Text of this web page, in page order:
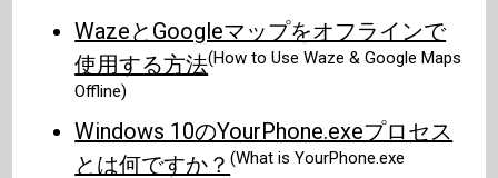
WazeとGoogleマップをオフラインで
使用する方法(How to Use Waze & Google Maps
Offline)
Windows 10のYourPhone.exeプロセス
とは何ですか？(What is YourPhone.exe